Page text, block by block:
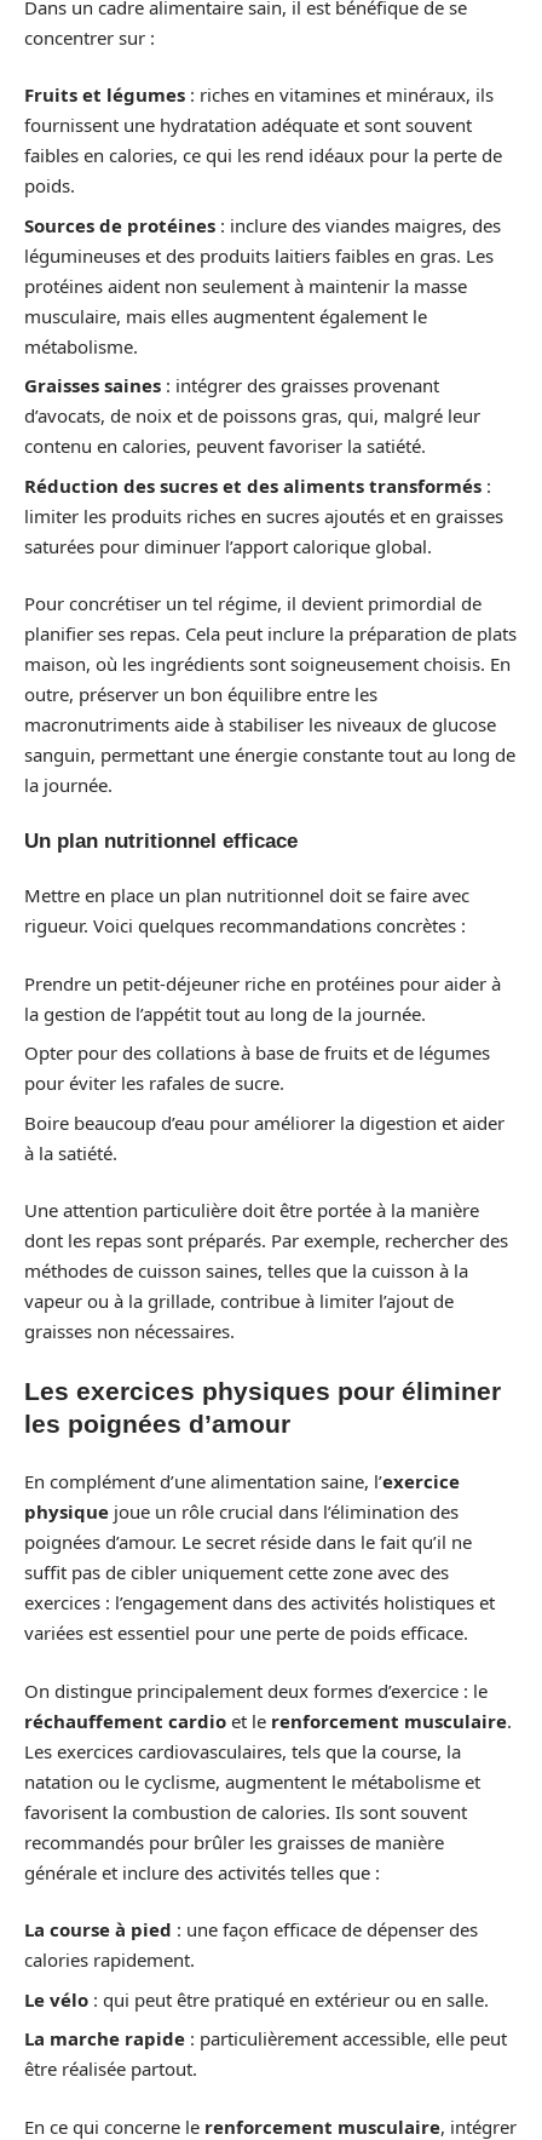
Dans un cadre alimentaire sain, il est bénéfique de se
concentrer sur :
Fruits et légumes : riches en vitamines et minéraux, ils
fournissent une hydratation adéquate et sont souvent
faibles en calories, ce qui les rend idéaux pour la perte de
poids.
Sources de protéines : inclure des viandes maigres, des
légumineuses et des produits laitiers faibles en gras. Les
protéines aident non seulement à maintenir la masse
musculaire, mais elles augmentent également le
métabolisme.
Graisses saines : intégrer des graisses provenant
d’avocats, de noix et de poissons gras, qui, malgré leur
contenu en calories, peuvent favoriser la satiété.
Réduction des sucres et des aliments transformés :
limiter les produits riches en sucres ajoutés et en graisses
saturées pour diminuer l’apport calorique global.
Pour concrétiser un tel régime, il devient primordial de
planifier ses repas. Cela peut inclure la préparation de plats
maison, où les ingrédients sont soigneusement choisis. En
outre, préserver un bon équilibre entre les
macronutriments aide à stabiliser les niveaux de glucose
sanguin, permettant une énergie constante tout au long de
la journée.
Un plan nutritionnel efficace
Mettre en place un plan nutritionnel doit se faire avec
rigueur. Voici quelques recommandations concrètes :
Prendre un petit-déjeuner riche en protéines pour aider à
la gestion de l’appétit tout au long de la journée.
Opter pour des collations à base de fruits et de légumes
pour éviter les rafales de sucre.
Boire beaucoup d’eau pour améliorer la digestion et aider
à la satiété.
Une attention particulière doit être portée à la manière
dont les repas sont préparés. Par exemple, rechercher des
méthodes de cuisson saines, telles que la cuisson à la
vapeur ou à la grillade, contribue à limiter l’ajout de
graisses non nécessaires.
Les exercices physiques pour éliminer
les poignées d’amour
En complément d’une alimentation saine, l’exercice
physique joue un rôle crucial dans l’élimination des
poignées d’amour. Le secret réside dans le fait qu’il ne
suffit pas de cibler uniquement cette zone avec des
exercices : l’engagement dans des activités holistiques et
variées est essentiel pour une perte de poids efficace.
On distingue principalement deux formes d’exercice : le
réchauffement cardio et le renforcement musculaire.
Les exercices cardiovasculaires, tels que la course, la
natation ou le cyclisme, augmentent le métabolisme et
favorisent la combustion de calories. Ils sont souvent
recommandés pour brûler les graisses de manière
générale et inclure des activités telles que :
La course à pied : une façon efficace de dépenser des
calories rapidement.
Le vélo : qui peut être pratiqué en extérieur ou en salle.
La marche rapide : particulièrement accessible, elle peut
être réalisée partout.
En ce qui concerne le renforcement musculaire, intégrer